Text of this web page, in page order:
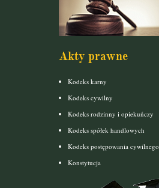
Akty prawne
Kodeks karny
Kodeks cywilny
Kodeks rodzinny i opiekuńczy
Kodeks spółek handlowych
Kodeks postępowania cywilnego
Konstytucja